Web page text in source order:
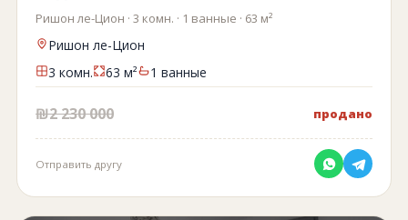
Ришон ле-Цион · 3 комн. · 1 ванные · 63 м²
Ришон ле-Цион
3 комн.
63 м² 1 ванные
₪2 230 000 продано
Отправить другу